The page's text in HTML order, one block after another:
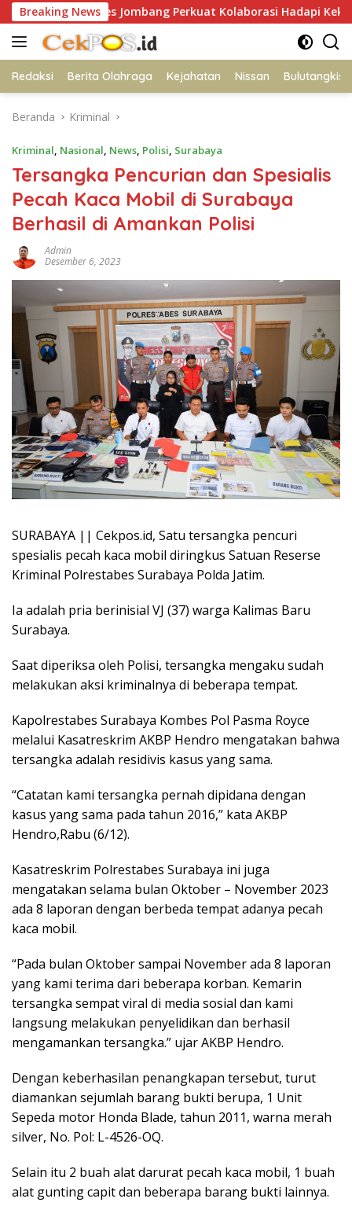
Langsung
ke
konten
Breaking News
Polres Jombang Perkuat Kolaborasi Hadapi Kekeringan dan
Redaksi Berita Olahraga Kejahatan Nissan Bulutangkis
Beranda Kriminal
Kriminal, Nasional, News, Polisi, Surabaya
Tersangka Pencurian dan Spesialis
Pecah Kaca Mobil di Surabaya
Berhasil di Amankan Polisi
Admin
Desember 6, 2023
SURABAYA || Cekpos.id, Satu tersangka pencuri
spesialis pecah kaca mobil diringkus Satuan Reserse
Kriminal Polrestabes Surabaya Polda Jatim.
Ia adalah pria berinisial VJ (37) warga Kalimas Baru
Surabaya.
Saat diperiksa oleh Polisi, tersangka mengaku sudah
melakukan aksi kriminalnya di beberapa tempat.
Kapolrestabes Surabaya Kombes Pol Pasma Royce
melalui Kasatreskrim AKBP Hendro mengatakan bahwa
tersangka adalah residivis kasus yang sama.
“Catatan kami tersangka pernah dipidana dengan
kasus yang sama pada tahun 2016,” kata AKBP
Hendro,Rabu (6/12).
Kasatreskrim Polrestabes Surabaya ini juga
mengatakan selama bulan Oktober – November 2023
ada 8 laporan dengan berbeda tempat adanya pecah
kaca mobil.
“Pada bulan Oktober sampai November ada 8 laporan
yang kami terima dari beberapa korban. Kemarin
tersangka sempat viral di media sosial dan kami
langsung melakukan penyelidikan dan berhasil
mengamankan tersangka.” ujar AKBP Hendro.
Dengan keberhasilan penangkapan tersebut, turut
diamankan sejumlah barang bukti berupa, 1 Unit
Sepeda motor Honda Blade, tahun 2011, warna merah
silver, No. Pol: L-4526-OQ.
Selain itu 2 buah alat darurat pecah kaca mobil, 1 buah
alat gunting capit dan beberapa barang bukti lainnya.